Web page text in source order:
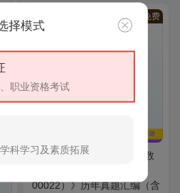
VIP 免费
AI电子书
全国自考《高等数
00022）》历年真题汇编（含
择模式
职业资格考试
科学习及素质拓展